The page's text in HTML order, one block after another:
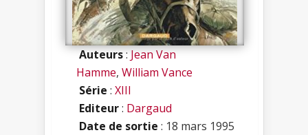
Auteurs:Jean Van
Hamme, William Vance
Série : XIII
Editeur: Dargaud
Date de sortie : 18 mars 1995